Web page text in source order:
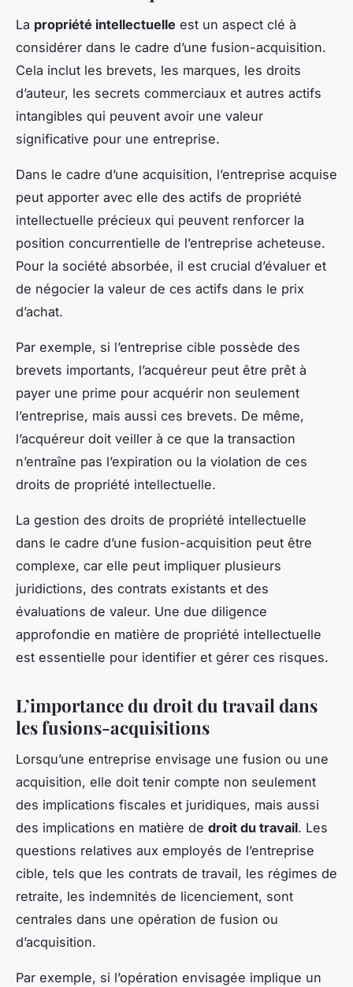
La propriété intellectuelle est un aspect clé à
considérer dans le cadre d’une fusion-acquisition.
Cela inclut les brevets, les marques, les droits
d’auteur, les secrets commerciaux et autres actifs
intangibles qui peuvent avoir une valeur
significative pour une entreprise.
Dans le cadre d’une acquisition, l’entreprise acquise
peut apporter avec elle des actifs de propriété
intellectuelle précieux qui peuvent renforcer la
position concurrentielle de l’entreprise acheteuse.
Pour la société absorbée, il est crucial d’évaluer et
de négocier la valeur de ces actifs dans le prix
d’achat.
Par exemple, si l’entreprise cible possède des
brevets importants, l’acquéreur peut être prêt à
payer une prime pour acquérir non seulement
l’entreprise, mais aussi ces brevets. De même,
l’acquéreur doit veiller à ce que la transaction
n’entraîne pas l’expiration ou la violation de ces
droits de propriété intellectuelle.
La gestion des droits de propriété intellectuelle
dans le cadre d’une fusion-acquisition peut être
complexe, car elle peut impliquer plusieurs
juridictions, des contrats existants et des
évaluations de valeur. Une due diligence
approfondie en matière de propriété intellectuelle
est essentielle pour identifier et gérer ces risques.
L’importance du droit du travail dans
les fusions-acquisitions
Lorsqu’une entreprise envisage une fusion ou une
acquisition, elle doit tenir compte non seulement
des implications fiscales et juridiques, mais aussi
des implications en matière de droit du travail. Les
questions relatives aux employés de l’entreprise
cible, tels que les contrats de travail, les régimes de
retraite, les indemnités de licenciement, sont
centrales dans une opération de fusion ou
d’acquisition.
Par exemple, si l’opération envisagée implique un